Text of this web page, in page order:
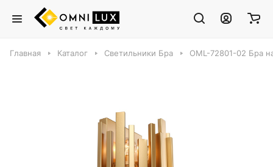
Главная Каталог Светильники Бра OML-72801-02 Бра